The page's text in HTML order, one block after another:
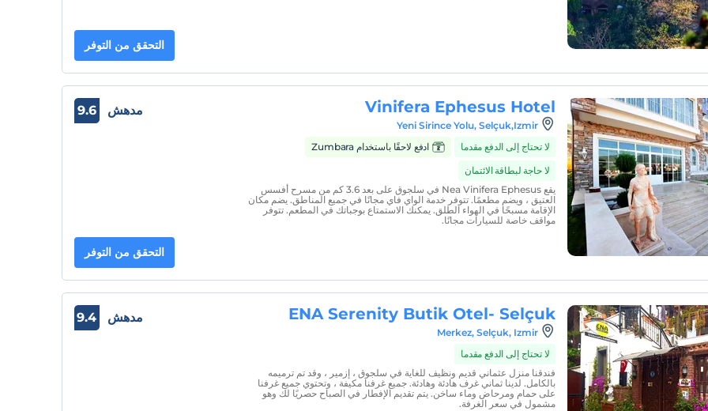
التحقق من التوفر
Vinifera Ephesus Hotel
Yeni Sirince Yolu, Selçuk,Izmir
لا تحتاج إلى الدفع مقدما
ادفع لاحقًا باستخدام Zumbara
لا حاجة لبطاقة الائتمان
يقع Nea Vinifera Ephesus في سلجوق على بعد 3.6 كم من مسرح أفسس
العتيق ، ويضم مطعمًا. تتوفر خدمة الواي فاي مجانًا في جميع المناطق. يضم مكان
الإقامة مسبحًا في الهواء الطلق. يمكنك الاستمتاع بوجباتك في المطعم. تتوفر
مواقف خاصة للسيارات مجانًا.
مدهش 9.6
التحقق من التوفر
ENA Serenity Butik Otel- Selçuk
Merkez, Selçuk, Izmir
لا تحتاج إلى الدفع مقدما
فندقنا منزل عثماني قديم ونظيف للغاية في سلجوق ، إزمير ، وقد تم ترميمه
بالكامل. لدينا ثماني غرف هادئة وهادئة. جميع غرفنا مكيفة ، وتحتوي جميع غرفنا
على حمام ومرحاض وماء ساخن. يتم تقديم الإفطار في الصباح حصريًا لك وهو
مشمول في سعر الغرفة.
مدهش 9.4